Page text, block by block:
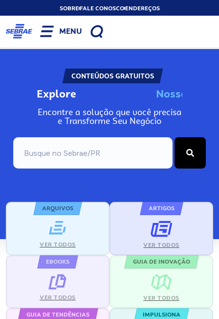
SOBREFALE CONOSCOENDEREÇOS
MENU
CONTEÚDOS GRATUITOS
Explore Nosso
Encontre a solução que você precisa
e Transforme Seu Negócio
ARQUIVOS
VER TODOS
ARTIGOS
VER TODOS
EBOOKS
VER TODOS
GUIA DE INOVAÇÃO
VER TODOS
GUIA DE TENDÊNCIAS IMPULSIONA